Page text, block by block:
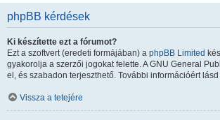
phpBB kérdések
Ki készítette ezt a fórumot?
Ezt a szoftvert (eredeti formájában) a phpBB Limited
gyakorolja a szerzői jogokat felette. A GNU General
el, és szabadon terjeszthető. További információért
Vissza a tetejére